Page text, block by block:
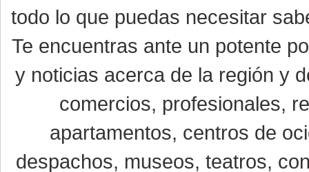
todo lo que puedas necesitar
Te encuentras ante un potente
y noticias acerca de la región y
comercios, profesionales,
apartamentos, centros de
despachos, museos, teatros,